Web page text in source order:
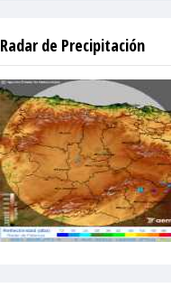
Radar de Precipitación